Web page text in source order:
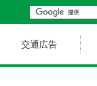
交通広告